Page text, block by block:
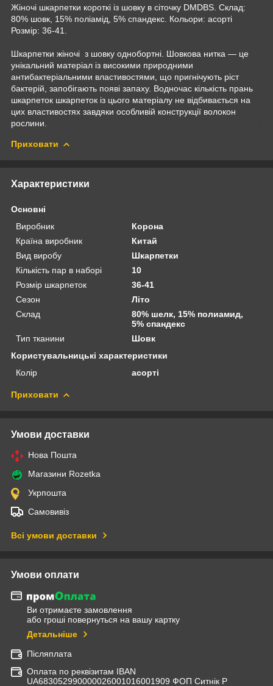
Жіночі шкарпетки короткі із шовку в сіточку DMDBS. Склад:
80% шовк, 15% поліамід, 5% спандекс. Кольори: асорті
Розмір: 36-41.
Шкарпетки жіночі з шовку однобортні. Шовкова нитка — це
унікальний матеріал із високими природними
антибактеріальними властивостями, що пригнічують ріст
бактерій, запобігають появі запаху. Водночас кількість прань
шкарпеток шкарпеток із цього матеріалу не відбивається на
цих властивостях завдяки особливій конструкції волокон
рослини.
Приховати
Характеристики
Основні
Виробник
Корона
Країна виробник
Китай
Вид виробу
Шкарпетки
Кількість пар в наборі
10
Розмір шкарпеток
36-41
Сезон
Літо
Склад
80% шелк, 15% полиамид,
5% спандекс
Тип тканини
Шовк
Користувальницькі характеристики
Колір
асорті
Приховати
Умови доставки
Нова Пошта
Магазини Rozetka
Укрпошта
Самовивіз
Всі умови доставки
Умови оплати
Ви отримаєте замовлення
або гроші повернуться на вашу картку
Детальніше
Післяплата
Оплата по реквізитам IBAN
UА683052990000026001016001909 ФОП Ситнік Р